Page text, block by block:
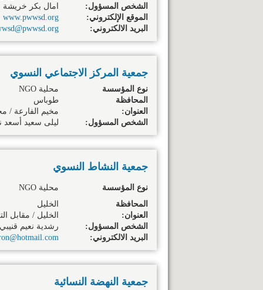
الشخص المسؤول:
امال بكر
الموقع الإلكتروني:
www.pwwsd.org
البريد الالكتروني:
جمعية المركز الاجتماعي النسوي
نوع المؤسسة
محلية NGO
المحافظة
طوباس
العنوان:
مخيم الفارعة /
الشخص المسؤول:
ليلى سعيد أسعد
جمعية النشاط النسوي
نوع المؤسسة
محلية NGO
المحافظة
الخليل
العنوان:
الخليل / مقابل
الشخص المسؤول:
رشدية نعيم
البريد الالكتروني:
جمعية النهضة النسائية